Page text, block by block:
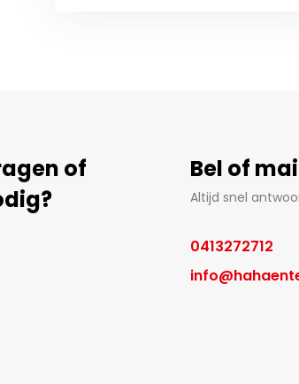
of
Bel of
Altijd snel
0413272712